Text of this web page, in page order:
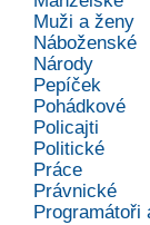
Muži a ženy
Náboženské
Národy
Pepíček
Pohádkové
Policajti
Politické
Práce
Právnické
Programátoři